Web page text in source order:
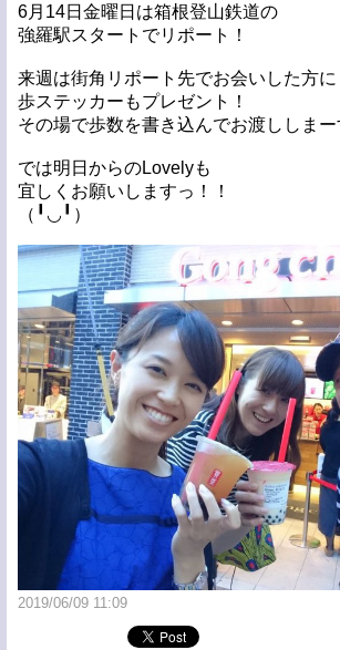
6月14日金曜日は箱根登山鉄道の
強羅駅スタートでリポート！
来週は街角リポート先でお会いした方に
歩ステッカーもプレゼント！
その場で歩数を書き込んでお渡ししまー
では明日からのLovelyも
宜しくお願いしますっ！！
（╹◡╹）
2019/06/09 11:09